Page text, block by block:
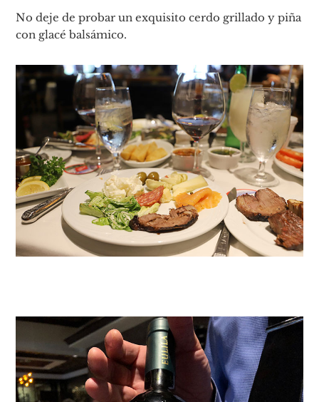
No deje de probar un exquisito cerdo grillado y piña
con glacé balsámico.